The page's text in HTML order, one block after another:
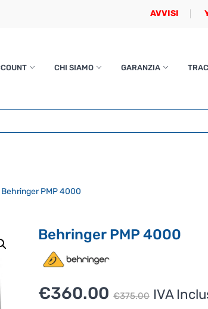
AVVISI
CHI SIAMO GARANZIA
Behringer PMP 4000
Behringer PMP 4000
€375.00 Il
€360.00
Il
IVA